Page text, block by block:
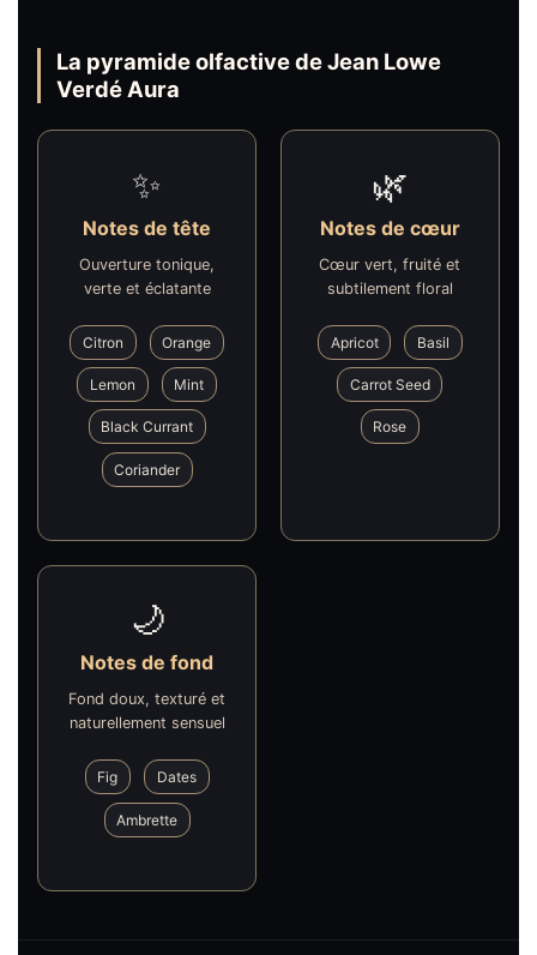
La pyramide olfactive de Jean Lowe
Verdé Aura
✨
Notes de tête
Ouverture tonique,
verte et éclatante
Citron Orange
Lemon Mint
Black Currant
Coriander
🌿
Notes de cœur
Cœur vert, fruité et
subtilement floral
Apricot Basil
Carrot Seed
Rose
🌙
Notes de fond
Fond doux, texturé et
naturellement sensuel
Fig Dates
Ambrette